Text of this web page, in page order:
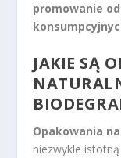
promowanie
JAKIE SĄ
Opakowania
niezwykle